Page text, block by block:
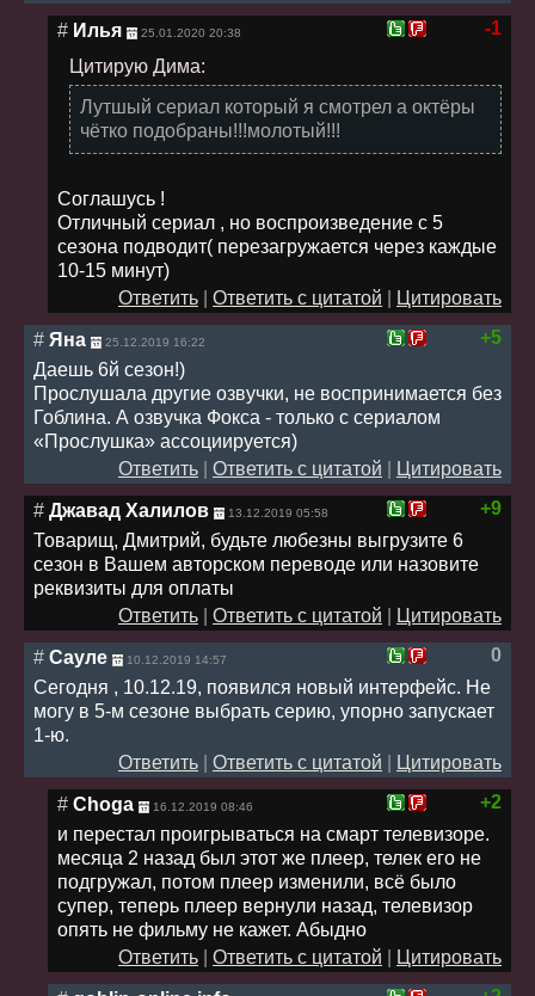
-1
# Илья 25.01.2020 20:38
Цитирую Дима:
Лутшый сериал который я смотрел а октёры
чётко подобраны!!!молотый!!!
Соглашусь !
Отличный сериал , но воспроизведение с 5
сезона подводит( перезагружается через каждые
10-15 минут)
Ответить
Ответить с цитатой
Цитировать
+5
# Яна 25.12.2019 16:22
Даешь 6й сезон!)
Прослушала другие озвучки, не воспринимается без
Гоблина. А озвучка Фокса - только с сериалом
«Прослушка» ассоциируется)
Ответить
Ответить с цитатой
Цитировать
+9
# Джавад Халилов 13.12.2019 05:58
Товарищ, Дмитрий, будьте любезны выгрузите 6
сезон в Вашем авторском переводе или назовите
реквизиты для оплаты
Ответить
Ответить с цитатой
Цитировать
0
# Сауле 10.12.2019 14:57
Сегодня , 10.12.19, появился новый интерфейс. Не
могу в 5-м сезоне выбрать серию, упорно запускает
1-ю.
Ответить
Ответить с цитатой
Цитировать
+2
# Choga 16.12.2019 08:46
и перестал проигрываться на смарт телевизоре.
месяца 2 назад был этот же плеер, телек его не
подгружал, потом плеер изменили, всё было
супер, теперь плеер вернули назад, телевизор
опять не фильму не кажет. Абыдно
Ответить
Ответить с цитатой
Цитировать